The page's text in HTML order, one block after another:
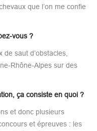
que l’on me confie
vous ?
saut d’obstacles,
Rhône-Alpes sur des
ça consiste en quoi ?
et donc plusieurs
et épreuves : les